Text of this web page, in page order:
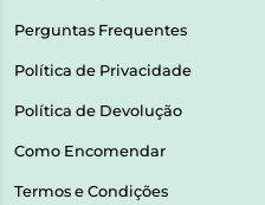
Perguntas Frequentes
Política de Privacidade
Política de Devolução
Como Encomendar
Termos e Condições